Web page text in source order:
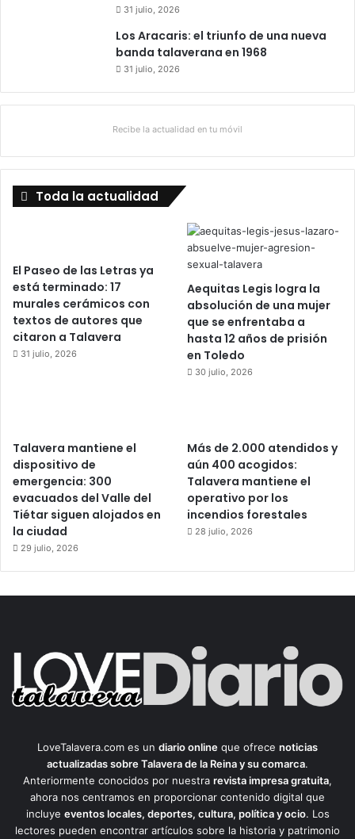
31 julio, 2026
Los Aracaris: el triunfo de una nueva
banda talaverana en 1968
31 julio, 2026
Recibe la actualidad en tu móvil
Toda la actualidad
El Paseo de las Letras ya
está terminado: 17
murales cerámicos con
textos de autores que
citaron a Talavera
31 julio, 2026
Aequitas Legis logra la
absolución de una mujer
que se enfrentaba a
hasta 12 años de prisión
en Toledo
30 julio, 2026
Talavera mantiene el
dispositivo de
emergencia: 300
evacuados del Valle del
Tiétar siguen alojados en
la ciudad
29 julio, 2026
Más de 2.000 atendidos y
aún 400 acogidos:
Talavera mantiene el
operativo por los
incendios forestales
28 julio, 2026
LoveTalavera.com es un diario online que ofrece noticias
actualizadas sobre Talavera de la Reina y su comarca.
Anteriormente conocidos por nuestra revista impresa gratuita,
ahora nos centramos en proporcionar contenido digital que
incluye eventos locales, deportes, cultura, política y ocio. Los
lectores pueden encontrar artículos sobre la historia y patrimonio